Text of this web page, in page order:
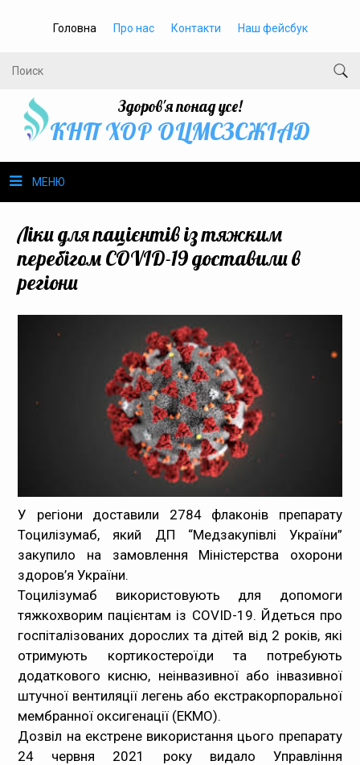
Головна Про нас Контакти Наш фейсбук
Здоров'я понад усе!
КНП ХОР ОЦМСЗСЖIАД
МЕНЮ
Громадське здоров’я
Медпрацівникам
Карта сайта
Ліки для пацієнтів із тяжким
перебігом COVID-19 доставили в
регіони
У регіони доставили 2784 флаконів препарату
Тоцилізумаб, який ДП “Медзакупівлі України”
закупило на замовлення Міністерства охорони
здоров’я України.
Тоцилізумаб використовують для допомоги
тяжкохворим пацієнтам із COVID-19. Йдеться про
госпіталізованих дорослих та дітей від 2 років, які
отримують кортикостероїди та потребують
додаткового кисню, неінвазивної або інвазивної
штучної вентиляції легень або екстракорпоральної
мембранної оксигенації (ЕКМО).
Дозвіл на екстрене використання цього препарату
24 червня 2021 року видало Управління